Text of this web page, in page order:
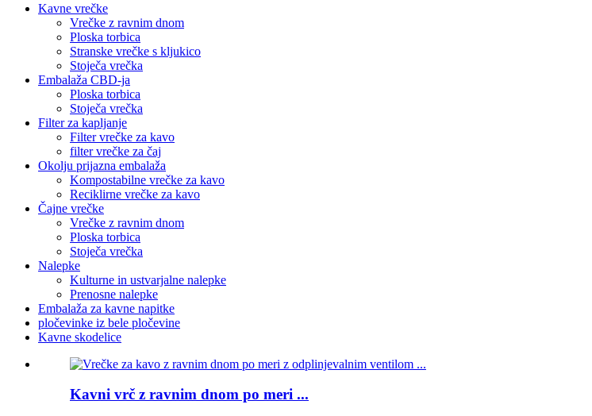
Kavne vrečke
Vrečke z ravnim dnom
Ploska torbica
Stranske vrečke s kljukico
Stoječa vrečka
Embalaža CBD-ja
Ploska torbica
Stoječa vrečka
Filter za kapljanje
Filter vrečke za kavo
filter vrečke za čaj
Okolju prijazna embalaža
Kompostabilne vrečke za kavo
Reciklirne vrečke za kavo
Čajne vrečke
Vrečke z ravnim dnom
Ploska torbica
Stoječa vrečka
Nalepke
Kulturne in ustvarjalne nalepke
Prenosne nalepke
Embalaža za kavne napitke
pločevinke iz bele pločevine
Kavne skodelice
Kavni vrč z ravnim dnom po meri ...